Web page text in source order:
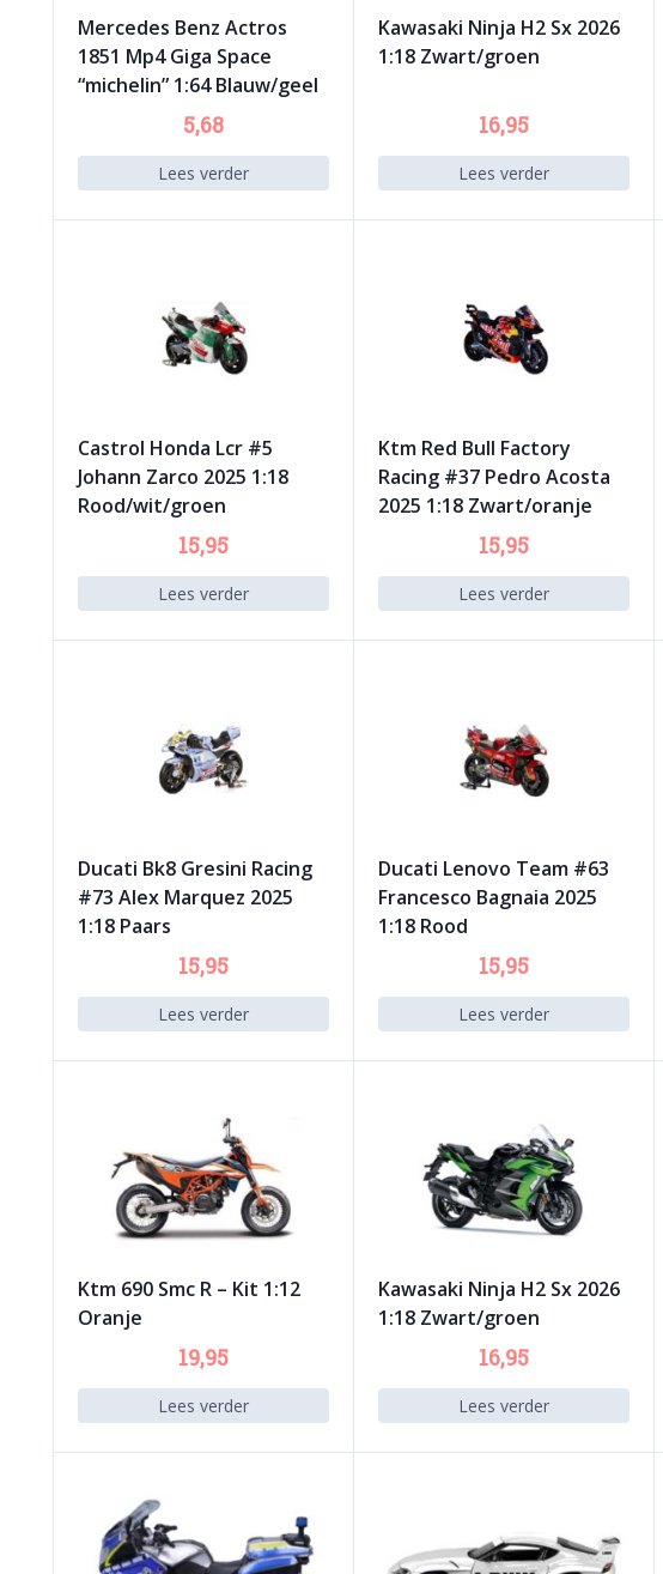
Mercedes Benz Actros
1851 Mp4 Giga Space
“michelin” 1:64 Blauw/geel
5,68
Lees verder
Kawasaki Ninja H2 Sx 2026
1:18 Zwart/groen
16,95
Lees verder
Castrol Honda Lcr #5
Johann Zarco 2025 1:18
Rood/wit/groen
15,95
Lees verder
Ktm Red Bull Factory
Racing #37 Pedro Acosta
2025 1:18 Zwart/oranje
15,95
Lees verder
Ducati Bk8 Gresini Racing
#73 Alex Marquez 2025
1:18 Paars
15,95
Lees verder
Ducati Lenovo Team #63
Francesco Bagnaia 2025
1:18 Rood
15,95
Lees verder
Ktm 690 Smc R – Kit 1:12
Oranje
19,95
Lees verder
Kawasaki Ninja H2 Sx 2026
1:18 Zwart/groen
16,95
Lees verder